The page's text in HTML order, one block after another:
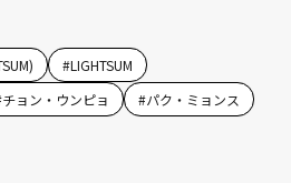
#LIGHTSUM
チョン・ウンピョ #パク・ミョンス